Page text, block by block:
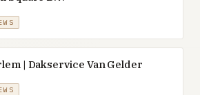
| Dakservice Van Gelder